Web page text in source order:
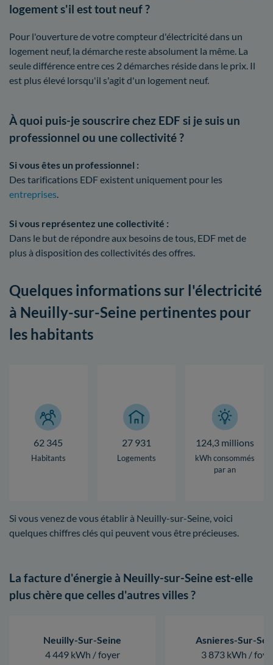
logement s'il est tout neuf ?
Pour l'ouverture de votre compteur d'électricité dans un
logement neuf, la démarche reste absolument la même. La
seule différence entre ces 2 démarches réside dans le prix. Il
est plus élevé lorsqu'il s'agit d'un logement neuf.
À quoi puis-je souscrire chez EDF si je suis un
professionnel ou une collectivité ?
Si vous êtes un professionnel :
Des tarifications EDF existent uniquement pour les
entreprises.
Si vous représentez une collectivité :
Dans le but de répondre aux besoins de tous, EDF met de
plus à disposition des collectivités des offres.
Quelques informations sur l'électricité
à Neuilly-sur-Seine pertinentes pour
les habitants
62 345
Habitants
27 931
Logements
124,3 millions
kWh consommés
par an
Si vous venez de vous établir à Neuilly-sur-Seine, voici
quelques chiffres clés qui peuvent vous être précieuses.
La facture d'énergie à Neuilly-sur-Seine est-elle
plus chère que celles d'autres villes ?
Neuilly-Sur-Seine
4 449 kWh / foyer
Asnieres-Sur-
3 873 kWh /